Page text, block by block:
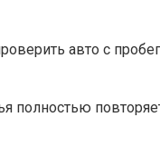
авто с
полностью